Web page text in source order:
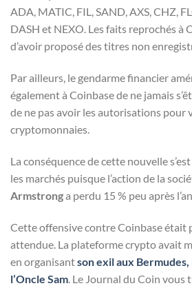
ADA, MATIC, FIL, SAND, AXS, CHZ,
DASH et NEXO. Les faits reprochés à
d’avoir proposé des titres non
Par ailleurs, le gendarme financier
également à Coinbase de ne jamais
de ne pas avoir les autorisations pour
cryptomonnaies.
La conséquence de cette nouvelle
les marchés puisque l’action de la
Armstronga perdu 15 % peu après
Cette offensive contre Coinbase était
attendue. La plateforme crypto avait
en organisantson exil aux
l’Oncle Sam . Le Journal du Coin